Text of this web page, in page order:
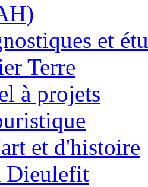
et
Terre
à projets
et d'histoire
Dieulefit